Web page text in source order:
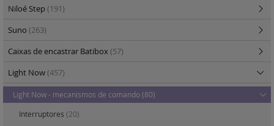
Niloé Step(191)
Suno (263)
Caixas de encastrar Batibox(57)
Light Now(457)
Light Now - mecanismos de comando(80)
Interruptores (20)